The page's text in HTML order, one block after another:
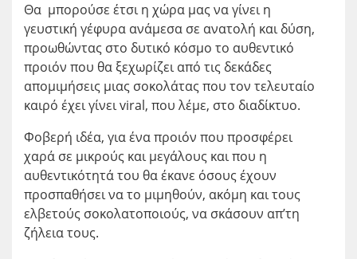
Θα μπορούσε έτσι η χώρα μας να γίνει η
γευστική γέφυρα ανάμεσα σε ανατολή και δύση,
προωθώντας στο δυτικό κόσμο το αυθεντικό
προιόν που θα ξεχωρίζει από τις δεκάδες
απομιμήσεις μιας σοκολάτας που τον τελευταίο
καιρό έχει γίνει viral, που λέμε, στο διαδίκτυο.
Φοβερή ιδέα, για ένα προιόν που προσφέρει
χαρά σε μικρούς και μεγάλους και που η
αυθεντικότητά του θα έκανε όσους έχουν
προσπαθήσει να το μιμηθούν, ακόμη και τους
ελβετούς σοκολατοποιούς, να σκάσουν απ’τη
ζήλεια τους.